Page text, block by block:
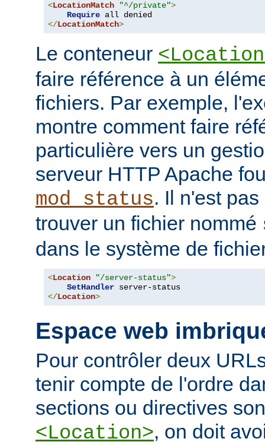
<LocationMatch "^/private">
Require
</LocationMatch>
Le conteneur
faire référence à un
fichiers. Par exemple,
montre comment faire
particulière vers un
serveur HTTP Apache
mod_status. Il n'est
trouver un fichier nommé
dans le système de
<Location "/server-status">
SetHandler
</Location>
Espace web
Pour contrôler deux
tenir compte de l'ordre
sections ou directives
<Location>, on doit